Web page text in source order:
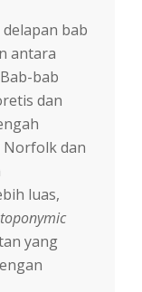
bab
antara
bab
dan
Norfolk dan
luas,
toponymic
yang